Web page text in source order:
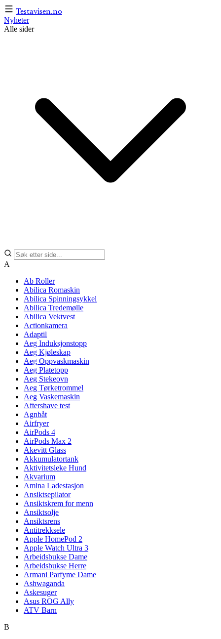
Testavisen.no
Nyheter
Alle sider
A
Ab Roller
Abilica Romaskin
Abilica Spinningsykkel
Abilica Tredemølle
Abilica Vektvest
Actionkamera
Adaptil
Aeg Induksjonstopp
Aeg Kjøleskap
Aeg Oppvaskmaskin
Aeg Platetopp
Aeg Stekeovn
Aeg Tørketrommel
Aeg Vaskemaskin
Aftershave test
Agnbåt
Airfryer
AirPods 4
AirPods Max 2
Akevitt Glass
Akkumulatortank
Aktivitetsleke Hund
Akvarium
Amina Ladestasjon
Ansiktsepilator
Ansiktskrem for menn
Ansiktsolje
Ansiktsrens
Antitrekksele
Apple HomePod 2
Apple Watch Ultra 3
Arbeidsbukse Dame
Arbeidsbukse Herre
Armani Parfyme Dame
Ashwaganda
Askesuger
Asus ROG Ally
ATV Barn
B